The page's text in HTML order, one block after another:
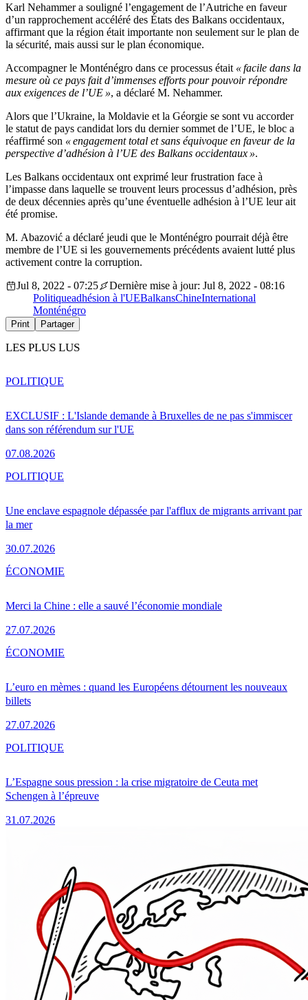
Karl Nehammer a souligné l’engagement de l’Autriche en faveur
d’un rapprochement accéléré des États des Balkans occidentaux,
affirmant que la région était importante non seulement sur le plan de
la sécurité, mais aussi sur le plan économique.
Accompagner le Monténégro dans ce processus était « facile dans la
mesure où ce pays fait d’immenses efforts pour pouvoir répondre
aux exigences de l’UE », a déclaré M. Nehammer.
Alors que l’Ukraine, la Moldavie et la Géorgie se sont vu accorder
le statut de pays candidat lors du dernier sommet de l’UE, le bloc a
réaffirmé son « engagement total et sans équivoque en faveur de la
perspective d’adhésion à l’UE des Balkans occidentaux ».
Les Balkans occidentaux ont exprimé leur frustration face à
l’impasse dans laquelle se trouvent leurs processus d’adhésion, près
de deux décennies après qu’une éventuelle adhésion à l’UE leur ait
été promise.
M. Abazović a déclaré jeudi que le Monténégro pourrait déjà être
membre de l’UE si les gouvernements précédents avaient lutté plus
activement contre la corruption.
Jul 8, 2022 - 07:25
Dernière mise à jour: Jul 8, 2022 - 08:16
Politiqueadhésion à l'UEBalkansChineInternational
Monténégro
Print Partager
LES PLUS LUS
EXCLUSIF : L'Islande demande à Bruxelles de ne pas s'immiscer
dans son référendum sur l'UE
07.08.2026
POLITIQUE
Une enclave espagnole dépassée par l'afflux de migrants arrivant par
la mer
30.07.2026
POLITIQUE
Merci la Chine : elle a sauvé l’économie mondiale
27.07.2026
ÉCONOMIE
L’euro en mèmes : quand les Européens détournent les nouveaux
billets
27.07.2026
ÉCONOMIE
L’Espagne sous pression : la crise migratoire de Ceuta met
Schengen à l’épreuve
31.07.2026
POLITIQUE